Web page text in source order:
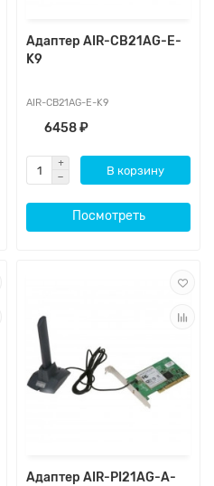
Адаптер AIR-CB21AG-E-
K9
AIR-CB21AG-E-K9
6458 ₽
В корзину
Посмотреть
Адаптер AIR-PI21AG-A-